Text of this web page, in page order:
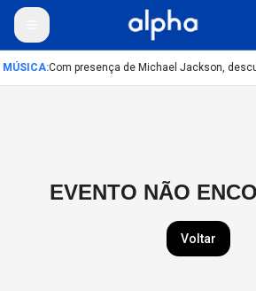
MÚSICA:Com presença de Michael Jackson,
EVENTO NÃO
Voltar